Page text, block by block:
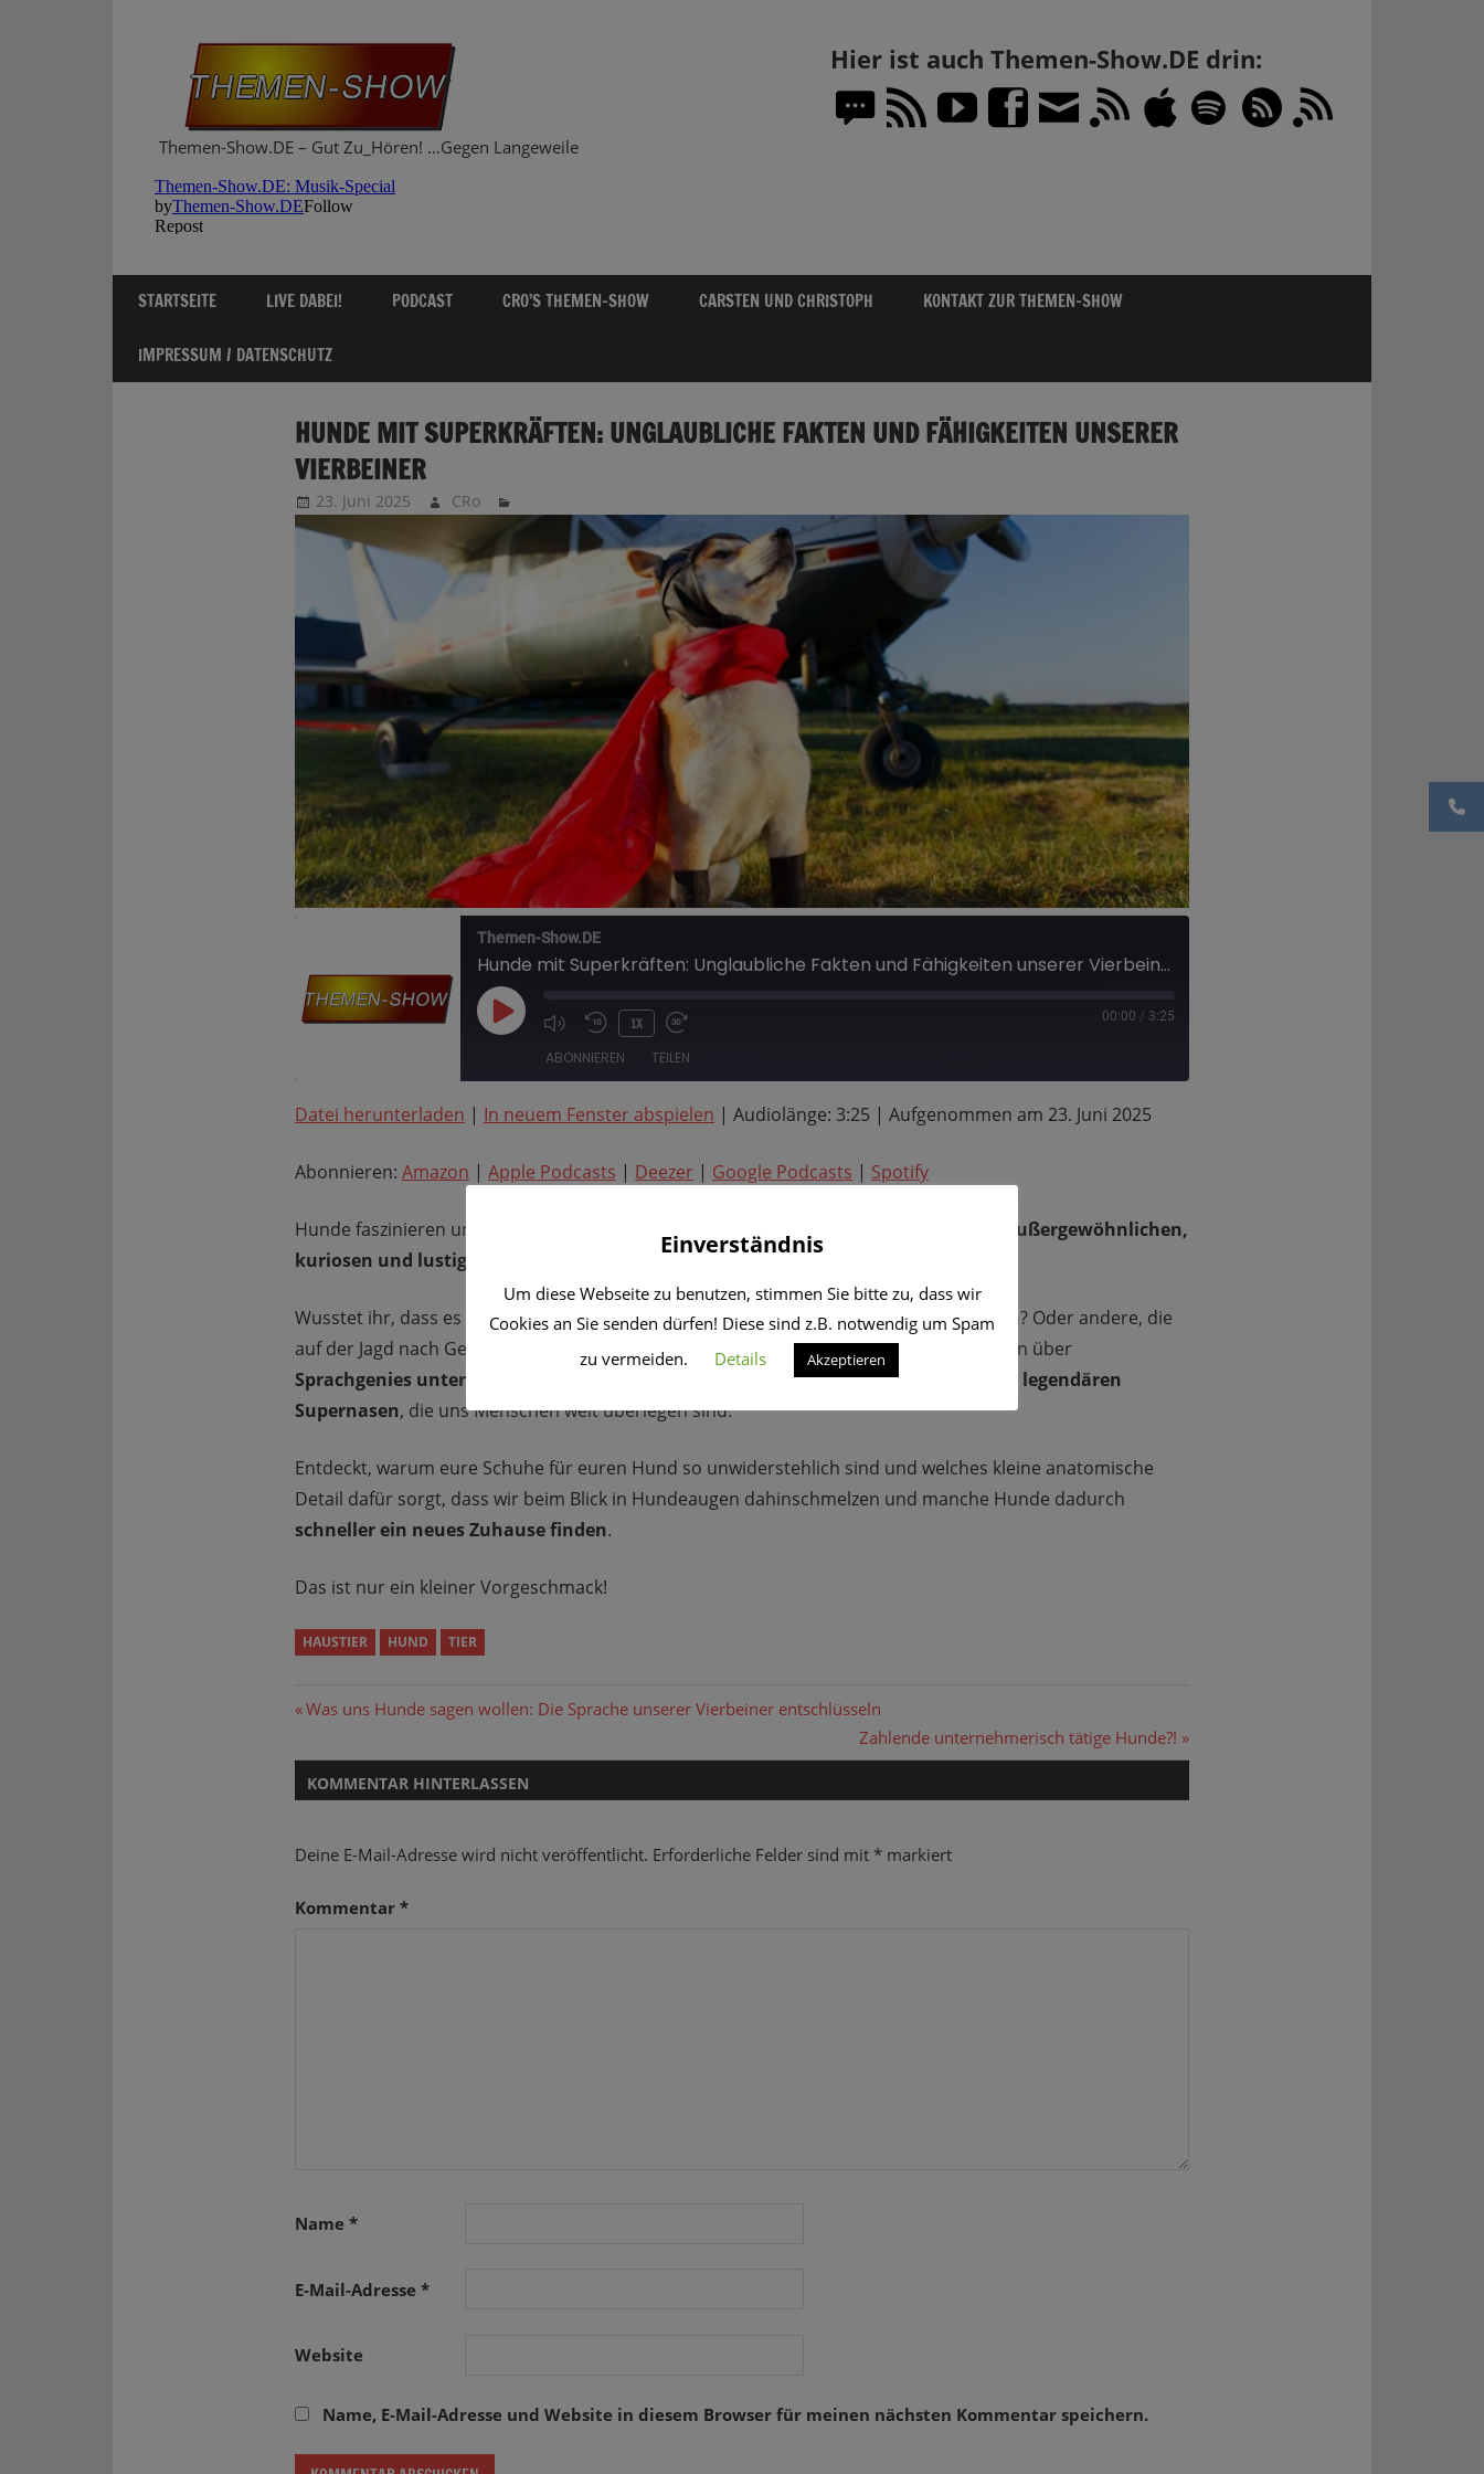
Themen-Show.DE – Gut Zu_Hören! …Gegen Langeweile
Hier ist auch Themen-Show.DE drin:
STARTSEITE LIVE DABEI! PODCAST CRO’S THEMEN-SHOW CARSTEN UND CHRISTOPH KONTAKT ZUR THEMEN-SHOW
IMPRESSUM / DATENSCHUTZ
HUNDE MIT SUPERKRÄFTEN: UNGLAUBLICHE FAKTEN UND FÄHIGKEITEN UNSERER
VIERBEINER
23. Juni 2025 CRo
Themen-Show.DE
Hunde mit Superkräften: Unglaubliche Fakten und Fähigkeiten unserer Vierbeiner
PLAY
EPISODE
1X 00:00 / 3:25
ABONNIEREN TEILEN
Amazon Apple Podcasts Deezer
TEILEN
LINK
EMBED
Datei herunterladen | In neuem Fenster abspielen | Audiolänge: 3:25 | Aufgenommen am 23. Juni 2025
Abonnieren: Amazon | Apple Podcasts | Deezer | Google Podcasts | Spotify
Hunde faszinieren uns jeden Tag, aber heute tauchen wir ein in die Welt der
wirklich außergewöhnlichen,
kuriosen und lustigen Fakten
rund um unsere treuen vierbeinigen Freunde.
Wusstet ihr, dass es Hunde gibt, die so klein sind, dass sie fast in eineColadose passen? Oder andere, die
auf der Jagd nach Geschwindigkeit
schneller sind als ein Rennradfahrer
? Wir sprechen über
Sprachgenies unter den Hunden
, die hunderte von Wörtern verstehen, und über ihre legendären
Supernasen, die uns Menschen weit überlegen sind.
Entdeckt, warum eure Schuhe für euren Hund so unwiderstehlich sind und welches kleine anatomische
Detail dafür sorgt, dass wir beim Blick in Hundeaugen dahinschmelzen und manche Hunde dadurch
schneller ein neues Zuhause finden.
Das ist nur ein kleiner Vorgeschmack!
HAUSTIER HUND TIER
Beitragsnavigation
Vorheriger
Was uns Hunde sagen wollen: Die Sprache unserer Vierbeiner entschlüsseln
Nächster
Beitrag:
Zahlende unternehmerisch tätige Hunde?!
KOMMENTAR HINTERLASSEN
Deine E-Mail-Adresse wird nicht veröffentlicht. Erforderliche Felder sind mit * markiert
Kommentar *
Name *
E-Mail-Adresse *
Website
Name, E-Mail-Adresse und Website in diesem Browser für meinen nächsten Kommentar speichern.
Einverständnis
Um diese Webseite zu benutzen, stimmen Sie bitte zu, dass wir
Cookies an Sie senden dürfen! Diese sind z.B. notwendig um Spam
zu vermeiden.
Details Akzeptieren